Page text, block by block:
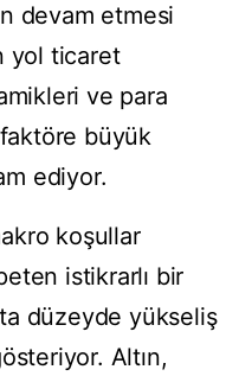
devam etmesi
yol ticaret
ve para
büyük
ediyor.
koşullar
istikrarlı bir
düzeyde yükseliş
Altın,